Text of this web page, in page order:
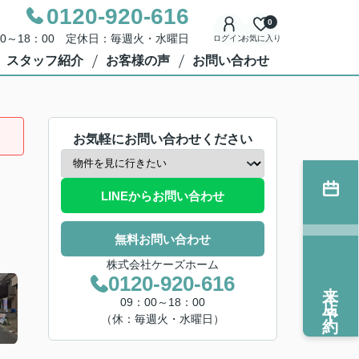
0120-920-616
～18：00 定休日：毎週火・水曜日 ログインお気に入り
0
スタッフ紹介 お客様の声 お問い合わせ
お気軽にお問い合わせください
LINEからお問い合わせ
無料お問い合わせ
株式会社ケーズホーム
0120-920-616
09：00～18：00
（休：毎週火・水曜日）
来店予約